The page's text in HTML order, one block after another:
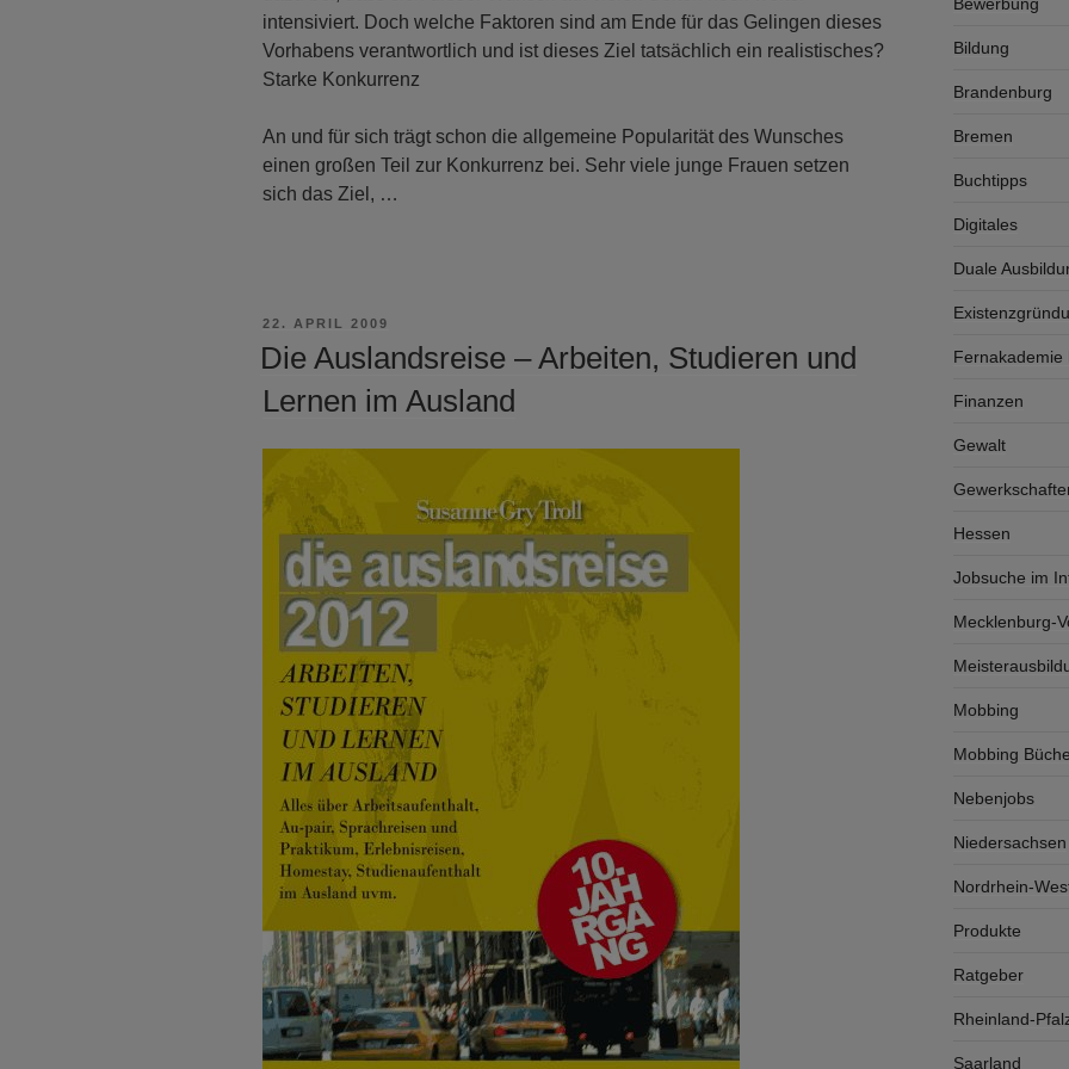
intensiviert. Doch welche Faktoren sind am Ende für das Gelingen dieses
Vorhabens verantwortlich und ist dieses Ziel tatsächlich ein realistisches?
Starke Konkurrenz
An und für sich trägt schon die allgemeine Popularität des Wunsches
einen großen Teil zur Konkurrenz bei. Sehr viele junge Frauen setzen
sich das Ziel, …
VERÖFFENTLICHT
22. APRIL 2009
Die Auslandsreise – Arbeiten, Studieren und
Lernen im Ausland
Bildung
Brandenburg
Bremen
Buchtipps
Digitales
Duale
Fernakademie
Finanzen
Gewalt
Hessen
Jobsuche im
Mecklenburg-
Mobbing
Mobbing
Nebenjobs
Niedersachsen
Nordrhein-
Produkte
Ratgeber
Rheinland-
Saarland